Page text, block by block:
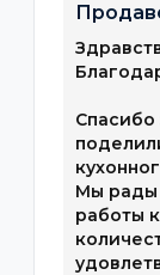
Спасибо
Мы рады
работы